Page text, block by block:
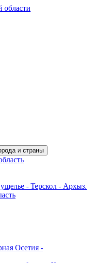
и страны
- Терскол - Архыз.
Осетия -